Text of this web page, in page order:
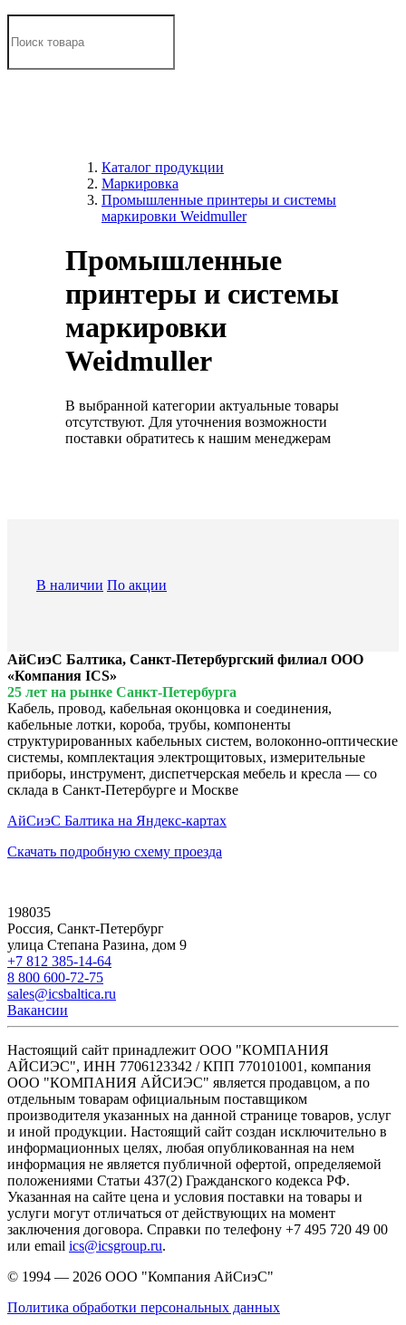
Каталог продукции
Маркировка
Промышленные принтеры и системы
маркировки Weidmuller
Промышленные
принтеры и системы
маркировки
Weidmuller
В выбранной категории актуальные товары
отсутствуют. Для уточнения возможности
поставки обратитесь к нашим менеджерам
В наличии По акции
АйСиэС Балтика, Санкт-Петербургский филиал ООО
«Компания ICS»
25 лет на рынке Санкт-Петербурга
Кабель, провод, кабельная оконцовка и соединения,
кабельные лотки, короба, трубы, компоненты
структурированных кабельных систем, волоконно-оптические
системы, комплектация электрощитовых, измерительные
приборы, инструмент, диспетчерская мебель и кресла — со
склада в Санкт-Петербурге и Москве
АйСиэС Балтика на Яндекс-картах
Скачать подробную схему проезда
198035
Россия, Санкт-Петербург
улица Степана Разина, дом 9
+7 812 385-14-64
8 800 600-72-75
sales@icsbaltica.ru
Вакансии
Настоящий сайт принадлежит ООО "КОМПАНИЯ
АЙСИЭС", ИНН 7706123342 / КПП 770101001, компания
ООО "КОМПАНИЯ АЙСИЭС" является продавцом, а по
отдельным товарам официальным поставщиком
производителя указанных на данной странице товаров, услуг
и иной продукции. Настоящий сайт создан исключительно в
информационных целях, любая опубликованная на нем
информация не является публичной офертой, определяемой
положениями Статьи 437(2) Гражданского кодекса РФ.
Указанная на сайте цена и условия поставки на товары и
услуги могут отличаться от действующих на момент
заключения договора. Справки по телефону +7 495 720 49 00
или email ics@icsgroup.ru.
© 1994 — 2026 ООО "Компания АйСиэС"
Политика обработки персональных данных